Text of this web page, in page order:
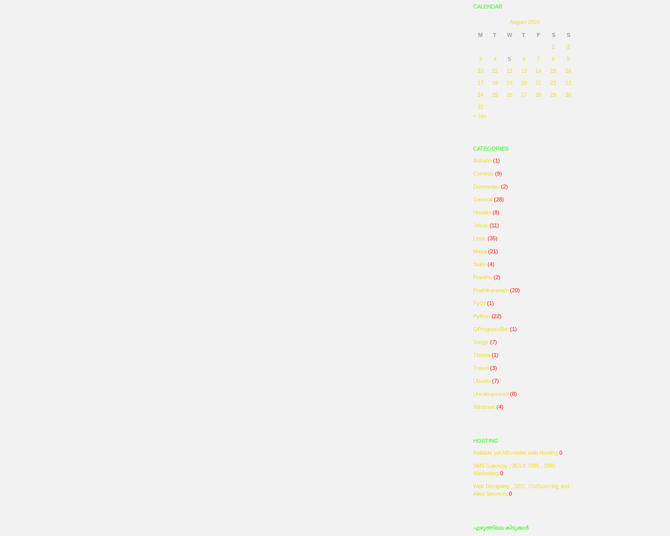
CALENDAR
August 2026
M T W T F S
S
1
2
3
4 5 6 7 8
9
10
11 12 13 14 15
16
17
18 19 20 21 22
23
24
25 26 27 28 29
30
31
« Jan
CATEGORIES
Arduino (1)
Comedy (9)
Doomsday (2)
General (28)
Houdini (8)
Jesus (11)
Linux (35)
Maya (21)
Nuke (4)
Pranthu (2)
Prathikaranam (20)
PyQt (1)
Python (22)
QProgressBar (1)
Songs (7)
Thoma (1)
Travel (3)
Ubuntu (7)
Uncategorized (8)
Windows (4)
HOSTING
Reliable yet Affordable web Hosting 0
SMS Gateway , BULK SMS , SMS
Marketting 0
Web Designing , SEO, OutSourcing and
Alied Services 0
എഴുത്തിലെ കിടുക്കള്‍